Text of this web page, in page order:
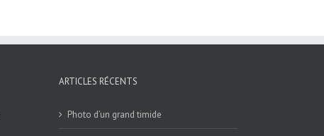
ARTICLES RÉCENTS
Photo d’un grand timide